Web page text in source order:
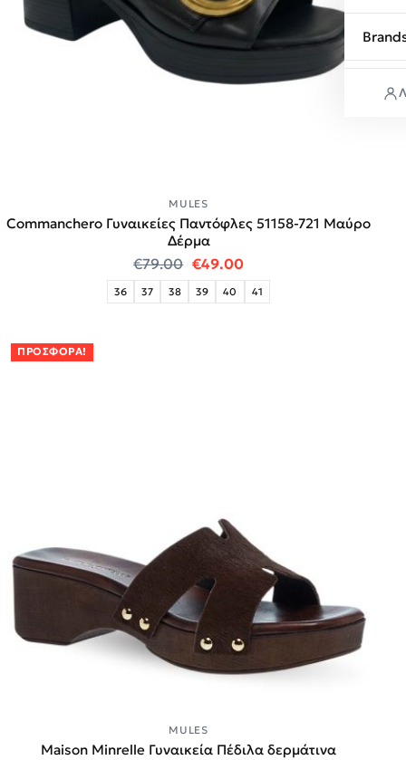
MULES
Commanchero Γυναικείες Παντόφλες 51158-721 Μαύρο
Δέρμα
€79.00 Original price was: €79.00.
€49.00Η τρέχουσα τιμή
36 37 38 39 40 41
ΠΡΟΣΦΟΡΆ!
MULES
Maison Minrelle Γυναικεία Πέδιλα δερμάτινα